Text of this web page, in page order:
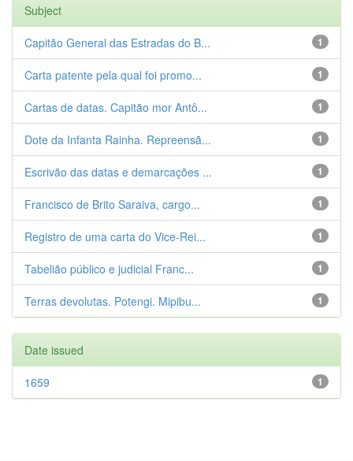
Subject
1
Capitão General das Estradas do B...
1
Carta patente pela qual foi promo...
1
Cartas de datas. Capitão mor Antô...
1
Dote da Infanta Rainha. Repreensã...
1
Escrivão das datas e demarcações ...
1
Francisco de Brito Saraiva, cargo...
1
Registro de uma carta do Vice-Rei...
1
Tabelião público e judicial Franc...
1
Terras devolutas. Potengi. Mipibu...
Date issued
1
1659